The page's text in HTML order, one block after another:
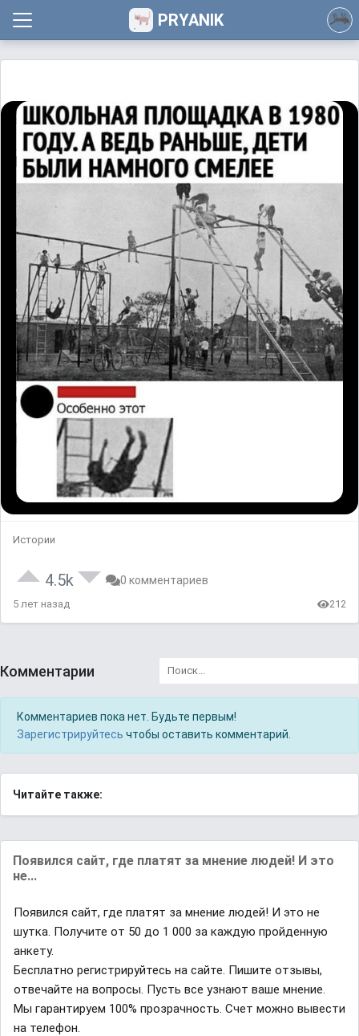
PRYANIK
Истории
4.5k 0 комментариев
5 лет назад 212
Комментарии
Комментариев пока нет. Будьте первым!
Зарегистрируйтесь чтобы оставить комментарий.
Читайте также:
Появился сайт, где платят за мнение людей! И это
не...
Появился сайт, где платят за мнение людей! И это не
шутка. Получите от 50 до 1 000 за каждую пройденную
анкету.
Бесплатно регистрируйтесь на сайте. Пишите отзывы,
отвечайте на вопросы. Пусть все узнают ваше мнение.
Мы гарантируем 100% прозрачность. Счет можно вывести
на телефон.